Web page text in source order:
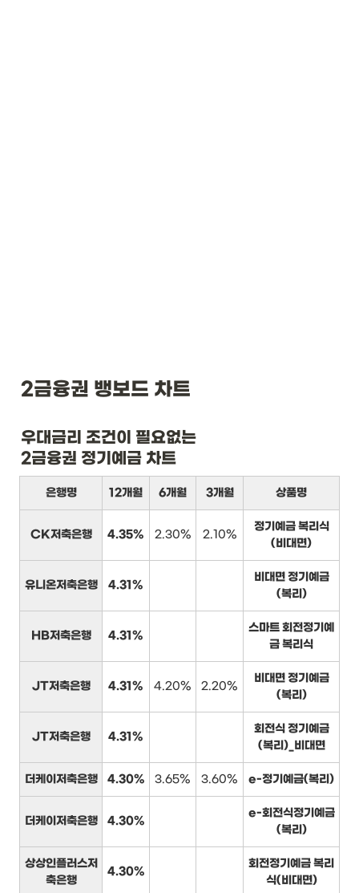
2금융권 뱅보드 차트
우대금리 조건이 필요없는
2금융권 정기예금 차트
은행명 12개월 6개월 3개월 상품명
CK저축은행 4.35% 2.30% 2.10%
정기예금 복리식
(비대면)
유니온저축은행 4.31%
비대면 정기예금
(복리)
HB저축은행 4.31%
스마트 회전정기예
금 복리식
JT저축은행 4.31% 4.20% 2.20%
비대면 정기예금
(복리)
JT저축은행 4.31%
회전식 정기예금
(복리)_비대면
더케이저축은행 4.30% 3.65% 3.60% e-정기예금(복리)
더케이저축은행 4.30%
e-회전식정기예금
(복리)
상상인플러스저
축은행
4.30%
회전정기예금 복리
식(비대면)